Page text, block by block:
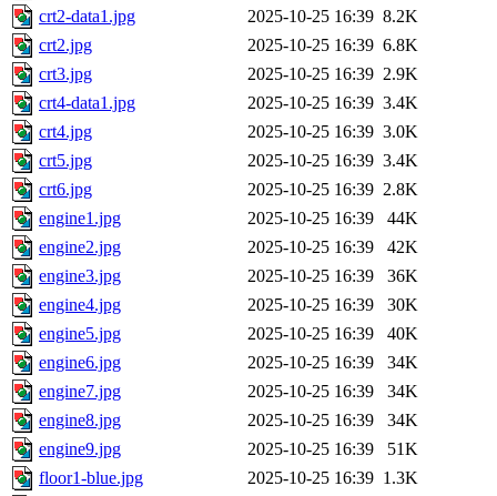
crt2-data1.jpg
2025-10-25 16:39 8.2K
crt2.jpg
2025-10-25 16:39 6.8K
crt3.jpg
2025-10-25 16:39 2.9K
crt4-data1.jpg
2025-10-25 16:39 3.4K
crt4.jpg
2025-10-25 16:39 3.0K
crt5.jpg
2025-10-25 16:39 3.4K
crt6.jpg
2025-10-25 16:39 2.8K
engine1.jpg
2025-10-25 16:39
44K
engine2.jpg
2025-10-25 16:39
42K
engine3.jpg
2025-10-25 16:39
36K
engine4.jpg
2025-10-25 16:39
30K
engine5.jpg
2025-10-25 16:39
40K
engine6.jpg
2025-10-25 16:39
34K
engine7.jpg
2025-10-25 16:39
34K
engine8.jpg
2025-10-25 16:39
34K
engine9.jpg
2025-10-25 16:39
51K
floor1-blue.jpg
2025-10-25 16:39 1.3K